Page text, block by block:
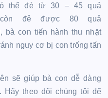
thể đẻ từ 30 – 45 quả
còn đẻ được 80 quả
bà con tiến hành thu nhặt
nguy cơ bị con trống tấn
sẽ giúp bà con dễ dàng
Hãy theo dõi chúng tôi để